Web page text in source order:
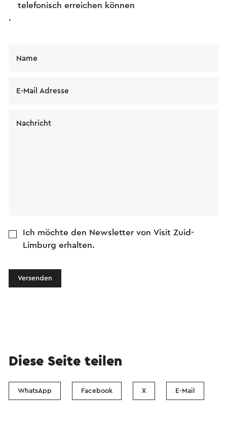
telefonisch erreichen können
.
Name
E-Mail Adresse
Nachricht
Ich möchte den Newsletter von Visit Zuid-
Limburg erhalten.
Versenden
Diese Seite teilen
WhatsApp Facebook X E-Mail